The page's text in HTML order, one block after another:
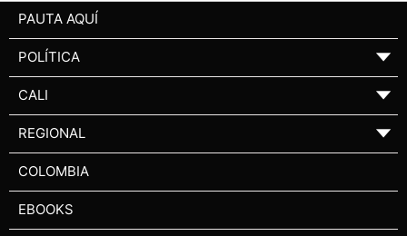
PAUTA AQUÍ
POLÍTICA ▼
CALI ▼
REGIONAL ▼
COLOMBIA
EBOOKS